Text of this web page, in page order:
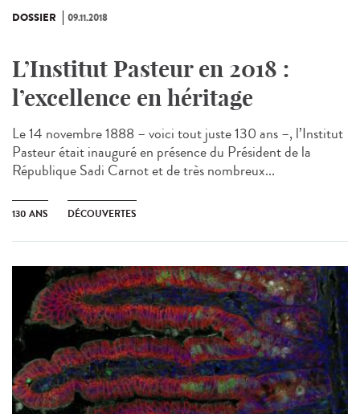
DOSSIER 09.11.2018
L’Institut Pasteur en 2018 :
l’excellence en héritage
Le 14 novembre 1888 – voici tout juste 130 ans –, l’Institut
Pasteur était inauguré en présence du Président de la
République Sadi Carnot et de très nombreux...
130 ANS DÉCOUVERTES